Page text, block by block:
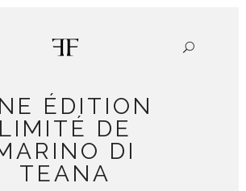
ÉDITION
LIMITÉ DE
DI
TEANA